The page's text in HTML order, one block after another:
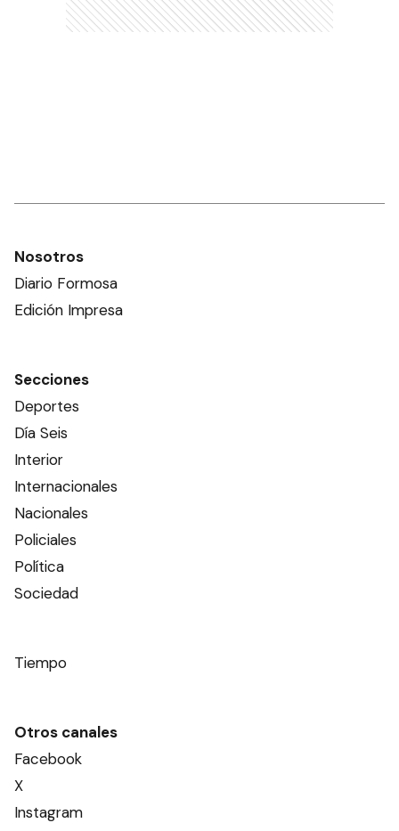
Nosotros
Diario Formosa
Edición Impresa
Secciones
Deportes
Día Seis
Interior
Internacionales
Nacionales
Policiales
Política
Sociedad
Tiempo
Otros canales
Facebook
X
Instagram